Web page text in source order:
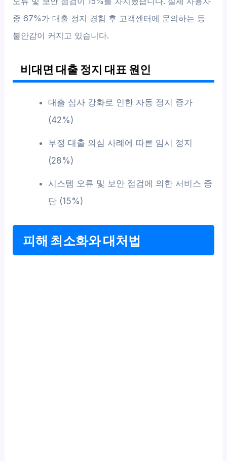
중 67%가 대출 정지 경험 후 고객센터에 문의하는 등
불안감이 커지고 있습니다.
비대면 대출 정지 대표 원인
대출 심사 강화로 인한 자동 정지 증가
(42%)
부정 대출 의심 사례에 따른 임시 정지
(28%)
시스템 오류 및 보안 점검에 의한 서비스 중
단 (15%)
피해 최소화와 대처법